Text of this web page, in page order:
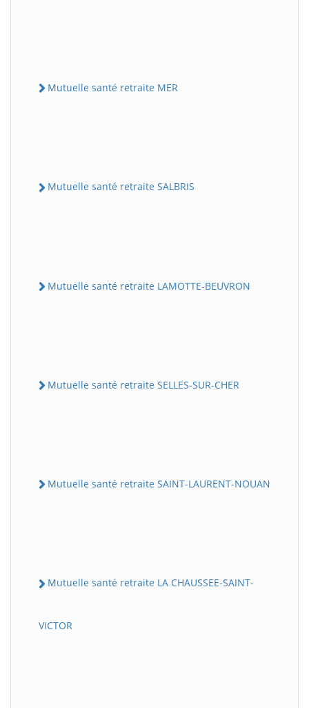
Mutuelle santé retraite MER
Mutuelle santé retraite SALBRIS
Mutuelle santé retraite LAMOTTE-BEUVRON
Mutuelle santé retraite SELLES-SUR-CHER
Mutuelle santé retraite SAINT-LAURENT-NOUAN
Mutuelle santé retraite LA CHAUSSEE-SAINT-
VICTOR